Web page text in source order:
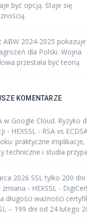
być opcją. Staje się
ABW 2024-2025
dla Polski. Wojna
przestała być teorią
KOMENTARZE
w Google Cloud. Ryzyko
- HEXSSL - RSA vs
praktyczne implikacje,
techniczne i studia
2026 SSL tylko 200 dni
- HEXSSL -
długości ważności
– 199 dni od 24 lutego